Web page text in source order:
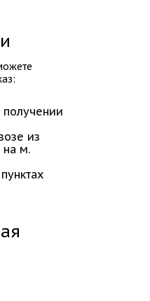
из
на м.